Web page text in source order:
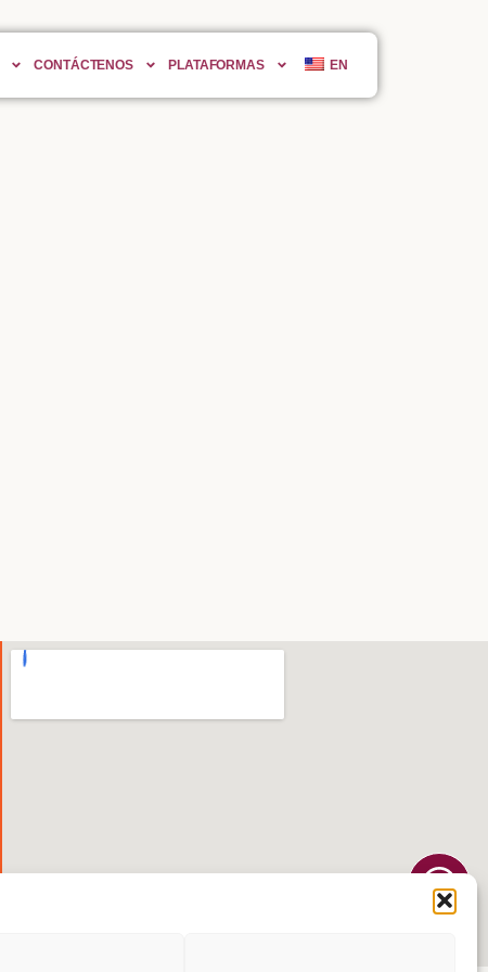
CONTÁCTENOS PLATAFORMAS EN